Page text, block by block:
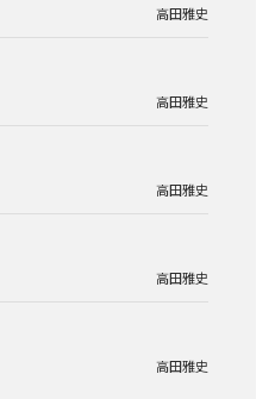
高田雅史
高田雅史
高田雅史
高田雅史
高田雅史